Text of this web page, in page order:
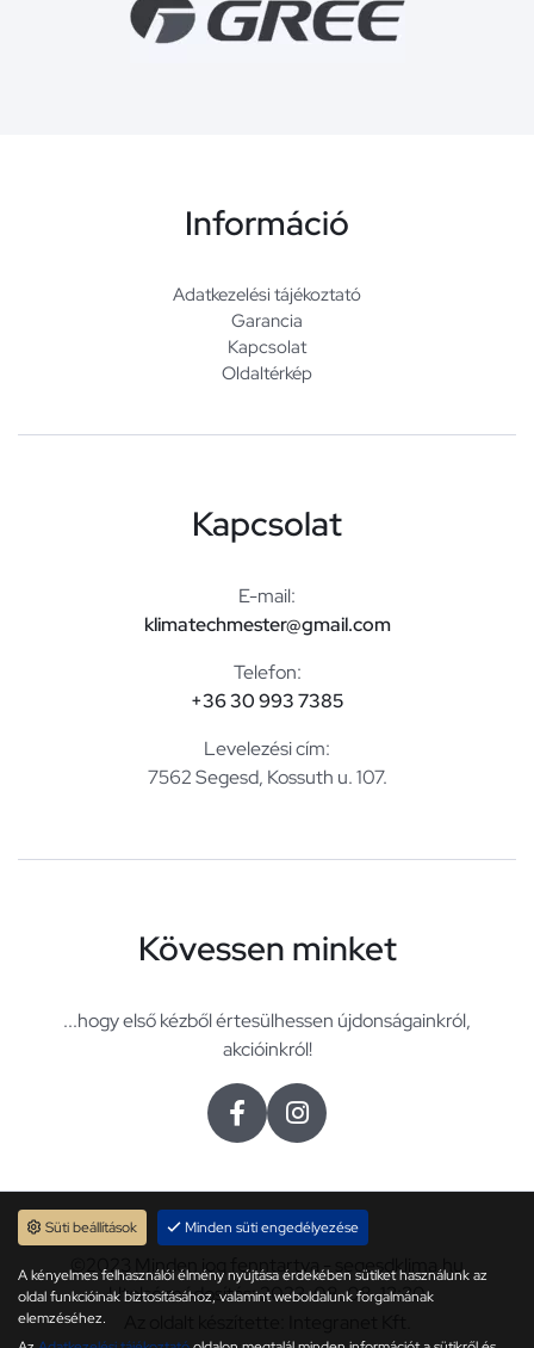
Információ
Adatkezelési tájékoztató
Garancia
Kapcsolat
Oldaltérkép
Kapcsolat
E-mail:
klimatechmester@gmail.com
Telefon:
+36 30 993 7385
Levelezési cím:
7562 Segesd, Kossuth u. 107.
Kövessen minket
...hogy első kézből értesülhessen újdonságainkról,
akcióinkról!
©2023 Minden jog fenntartva - segesdklima.hu
Utolsó módosítás: 2023. 08. 08. 13:30
Süti beállítások Minden süti engedélyezése
A kényelmes felhasználói élmény nyújtása érdekében sütiket használunk az
oldal funkcióinak biztosításához, valamint weboldalunk forgalmának
elemzéséhez.